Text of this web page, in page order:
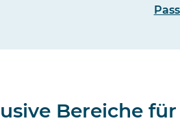
Bereiche